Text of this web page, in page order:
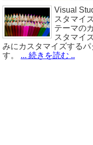
Visual
スタマイ
テーマの
スタマイ
みにカスタマイズする
す。 ... 続きを読む ..